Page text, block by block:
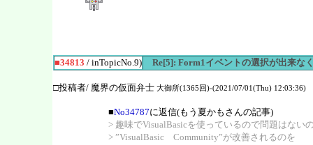
■34813 / inTopicNo.9) Re[5]: Form1イベントの選択が出来な
□投稿者/ 魔界の仮面弁士 大御所(1365回)-(2021/07/01(Thu) 12:03:36)
■No34787に返信(もう夏かもさんの記事)
> 趣味でVisualBasicを使っているので問題はない
> ”VisualBasic Community”が改善されるのを